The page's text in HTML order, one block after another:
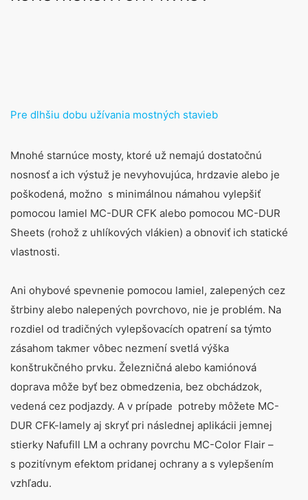
Pre dlhšiu dobu užívania mostných stavieb
Mnohé starnúce mosty, ktoré už nemajú dostatočnú
nosnosť a ich výstuž je nevyhovujúca, hrdzavie alebo je
poškodená, možno s minimálnou námahou vylepšiť
pomocou lamiel MC-DUR CFK alebo pomocou MC-DUR
Sheets (rohož z uhlíkových vlákien) a obnoviť ich statické
vlastnosti.
Ani ohybové spevnenie pomocou lamiel, zalepených cez
štrbiny alebo nalepených povrchovo, nie je problém. Na
rozdiel od tradičných vylepšovacích opatrení sa týmto
zásahom takmer vôbec nezmení svetlá výška
konštrukčného prvku. Železničná alebo kamiónová
doprava môže byť bez obmedzenia, bez obchádzok,
vedená cez podjazdy. A v prípade potreby môžete MC-
DUR CFK-lamely aj skryť pri následnej aplikácii jemnej
stierky Nafufill LM a ochrany povrchu MC-Color Flair –
s pozitívnym efektom pridanej ochrany a s vylepšením
vzhľadu.